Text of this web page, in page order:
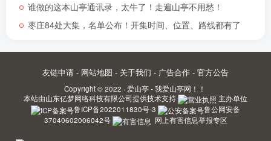
谁做的这本山亭通讯录，太牛了！走遍山亭不用愁！
枣庄84处大集，名单公布！开集时间、位置、路线都有了
友链申请 - 网站地图 - 关于我们 - 广告合作 - 官方公告
Copyright © 2022 · 爱山亭 - 我爱山亭网！！
本站由山东亿梦网络科技有限公司提供技术支持.
主办单位
鲁ICP备2022011830号-3
鲁公网安备
37040602006042号
网上有害信息举报专区